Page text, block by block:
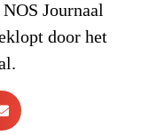
Journaal
door het